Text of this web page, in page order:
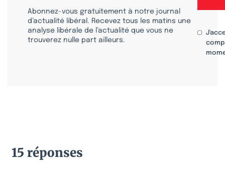
Abonnez-vous gratuitement à notre journal
d’actualité libéral. Recevez tous les matins une
analyse libérale de l’actualité que vous ne
trouverez nulle part ailleurs.
15 réponses